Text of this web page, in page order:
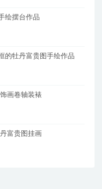
绘摆台作品
的牡丹富贵图手绘作品
画卷轴装裱
富贵图挂画